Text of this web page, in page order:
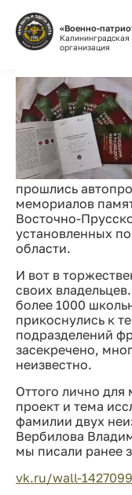
«Военно-
организация
прошлись
мемориалов
Восточно-
установленных
области.
И вот в
своих
более 1000
прикоснулись к
подразделений
засекречено,
неизвестно.
Оттого лично для
проект и тема
фамилии двух
Вербилова
мы писали ранее
vk.ru/wall-